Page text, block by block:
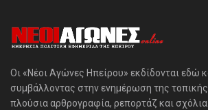
Οι «Νέοι Αγώνες Ηπείρου» εκδίδονται εδώ
συμβάλλοντας στην ενημέρωση της
πλούσια αρθρογραφία, ρεπορτάζ και σχόλια.